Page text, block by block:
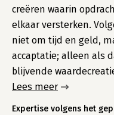
creëren waarin
elkaar versterken.
niet om tijd en geld,
accaptatie; alleen als
blijvende
Lees meer
Expertise volgens het